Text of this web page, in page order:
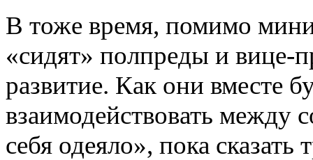
В тоже время, помимо
«сидят» полпреды и вице-
развитие. Как они вместе
взаимодействовать между
себя одеяло», пока